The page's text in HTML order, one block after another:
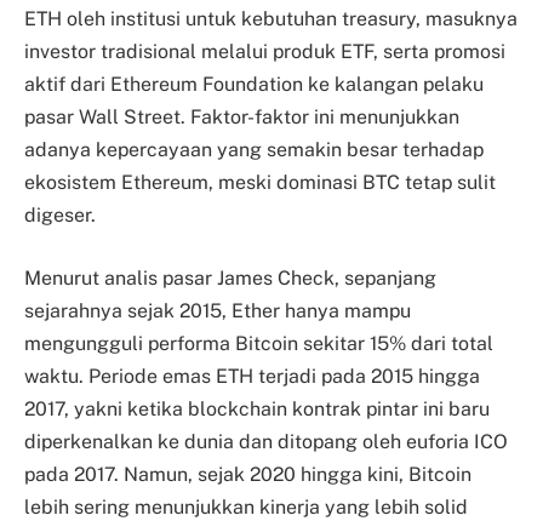
ETH oleh institusi untuk kebutuhan treasury, masuknya
investor tradisional melalui produk ETF, serta promosi
aktif dari Ethereum Foundation ke kalangan pelaku
pasar Wall Street. Faktor-faktor ini menunjukkan
adanya kepercayaan yang semakin besar terhadap
ekosistem Ethereum, meski dominasi BTC tetap sulit
digeser.
Menurut analis pasar James Check, sepanjang
sejarahnya sejak 2015, Ether hanya mampu
mengungguli performa Bitcoin sekitar 15% dari total
waktu. Periode emas ETH terjadi pada 2015 hingga
2017, yakni ketika blockchain kontrak pintar ini baru
diperkenalkan ke dunia dan ditopang oleh euforia ICO
pada 2017. Namun, sejak 2020 hingga kini, Bitcoin
lebih sering menunjukkan kinerja yang lebih solid